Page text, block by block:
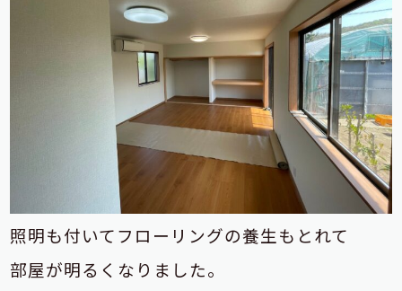
照明も付いてフローリングの養生もとれて
部屋が明るくなりました。